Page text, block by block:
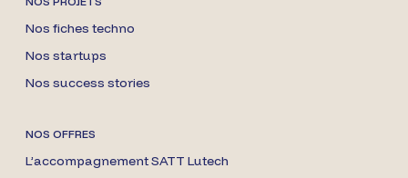
Nos fiches techno
Nos startups
Nos success stories
NOS OFFRES
L’accompagnement SATT Lutech